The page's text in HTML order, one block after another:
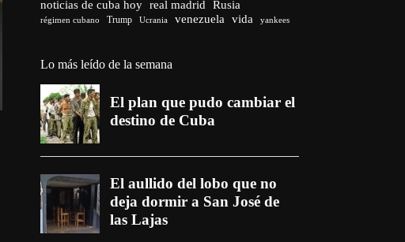
noticias de cuba hoy real madrid Rusia
régimen cubano Trump Ucrania venezuela vida yankees
Lo más leído de la semana